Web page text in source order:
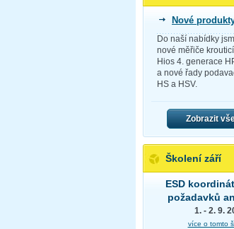
Nové
Do naší nabídky
nové měřiče
Hios 4. generace
a nové řady
HS a HSV.
Zobrazit
Školení září
ESD
požadavků
1. - 2. 9.
více o tomto